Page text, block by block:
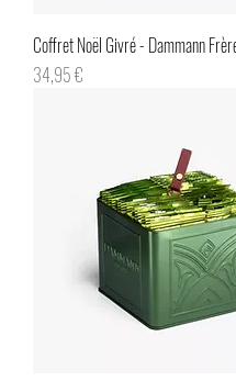
Coffret Noël Givré - Dammann
Prix
34,95 €